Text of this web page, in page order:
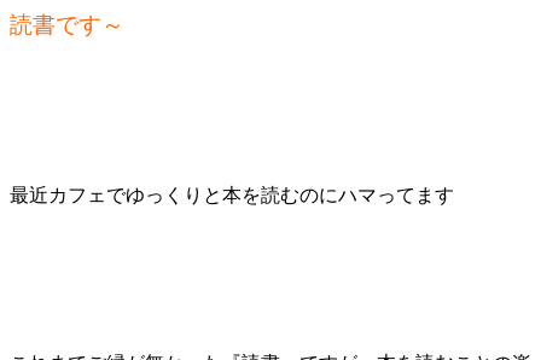
読書です～
最近カフェでゆっくりと本を読むのにハマってます